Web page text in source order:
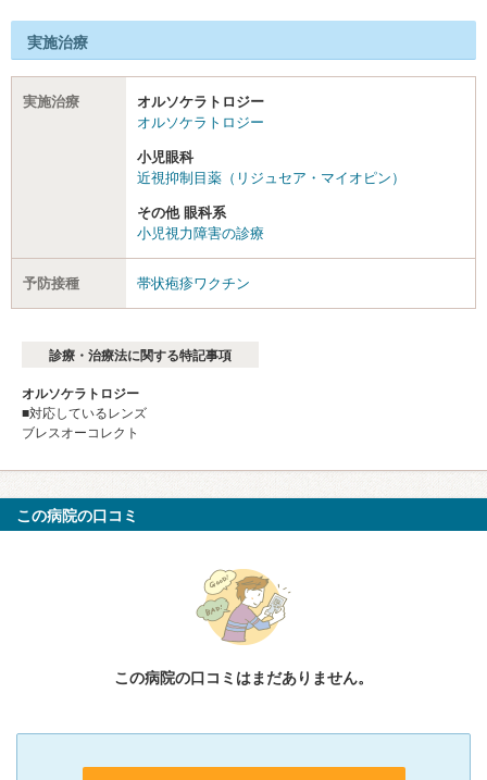
実施治療
実施治療
オルソケラトロジー
オルソケラトロジー
小児眼科
近視抑制目薬（リジュセア・マイオピン）
その他 眼科系
小児視力障害の診療
予防接種 帯状疱疹ワクチン
診療・治療法に関する特記事項
オルソケラトロジー
■対応しているレンズ
ブレスオーコレクト
この病院の口コミ
この病院の口コミはまだありません。